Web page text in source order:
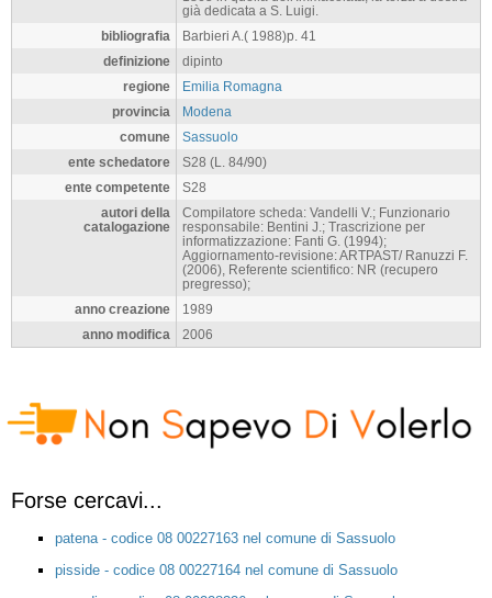
già dedicata a S. Luigi.
bibliografia
Barbieri A.( 1988)p. 41
definizione
dipinto
regione
Emilia Romagna
provincia
Modena
comune
Sassuolo
ente schedatore
S28 (L. 84/90)
ente competente
S28
autori della
catalogazione
Compilatore scheda: Vandelli V.; Funzionario
responsabile: Bentini J.; Trascrizione per
informatizzazione: Fanti G. (1994);
Aggiornamento-revisione: ARTPAST/ Ranuzzi F.
(2006), Referente scientifico: NR (recupero
pregresso);
anno creazione
1989
anno modifica
2006
Forse cercavi...
patena - codice 08 00227163 nel comune di Sassuolo
pisside - codice 08 00227164 nel comune di Sassuolo